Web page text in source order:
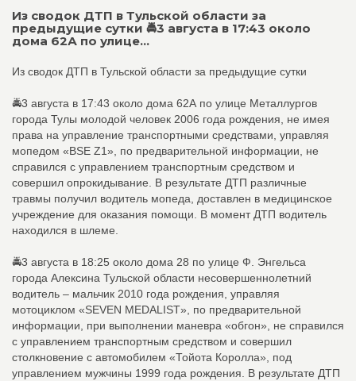
Из сводок ДТП в Тульской области за
предыдущие сутки 🚔3 августа в 17:43 около
дома 62А по улице...
Из сводок ДТП в Тульской области за предыдущие сутки
🚔3 августа в 17:43 около дома 62А по улице Металлургов
города Тулы молодой человек 2006 года рождения, не имея
права на управление транспортными средствами, управляя
мопедом «BSE Z1», по предварительной информации, не
справился с управлением транспортным средством и
совершил опрокидывание. В результате ДТП различные
травмы получил водитель мопеда, доставлен в медицинское
учреждение для оказания помощи. В момент ДТП водитель
находился в шлеме.
🚔3 августа в 18:25 около дома 28 по улице Ф. Энгельса
города Алексина Тульской области несовершеннолетний
водитель – мальчик 2010 года рождения, управляя
мотоциклом «SEVEN MEDALIST», по предварительной
информации, при выполнении маневра «обгон», не справился
с управлением транспортным средством и совершил
столкновение с автомобилем «Тойота Королла», под
управлением мужчины 1999 года рождения. В результате ДТП